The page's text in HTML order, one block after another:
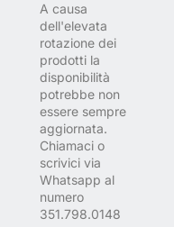
A causa
dell'elevata
rotazione dei
prodotti la
disponibilità
potrebbe non
essere sempre
aggiornata.
Chiamaci o
scrivici via
Whatsapp al
numero
351.798.0148